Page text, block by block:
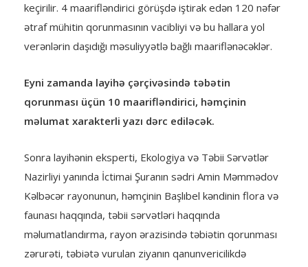
keçirilir. 4 maarifləndirici görüşdə iştirak edən 120 nəfər
ətraf mühitin qorunmasının vacibliyi və bu hallara yol
verənlərin daşıdığı məsuliyyətlə bağlı maariflənəcəklər.
Eyni zamanda layihə çərçivəsində təbətin
qorunması üçün 10 maarifləndirici, həmçinin
məlumat xarakterli yazı dərc ediləcək.
Sonra layihənin eksperti, Ekologiya və Təbii Sərvətlər
Nazirliyi yanında İctimai Şuranın sədri Amin Məmmədov
Kəlbəcər rayonunun, həmçinin Başlıbel kəndinin flora və
faunası haqqında, təbii sərvətləri haqqında
məlumatlandırma, rayon ərazisində təbiətin qorunması
zərurəti, təbiətə vurulan ziyanın qanunvericilikdə